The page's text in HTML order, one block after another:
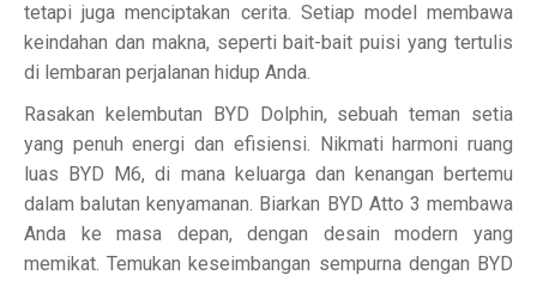
tetapi juga menciptakan cerita. Setiap model membawa
keindahan dan makna, seperti bait-bait puisi yang tertulis
di lembaran perjalanan hidup Anda.
Rasakan kelembutan BYD Dolphin, sebuah teman setia
yang penuh energi dan efisiensi. Nikmati harmoni ruang
luas BYD M6, di mana keluarga dan kenangan bertemu
dalam balutan kenyamanan. Biarkan BYD Atto 3 membawa
Anda ke masa depan, dengan desain modern yang
memikat. Temukan keseimbangan sempurna dengan BYD